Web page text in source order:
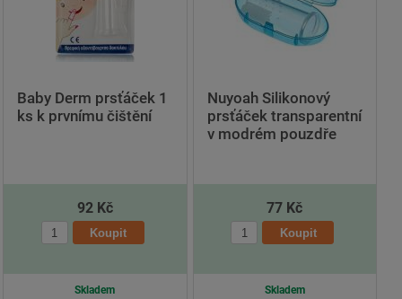
Baby Derm prsťáček 1
ks k prvnímu čištění
92 Kč
Skladem
Nuyoah Silikonový
prsťáček transparentní
v modrém pouzdře
77 Kč
Skladem